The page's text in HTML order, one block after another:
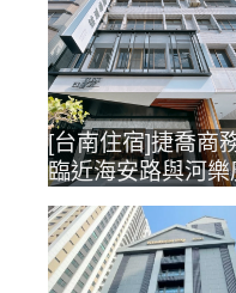
[台南住宿]捷喬商
臨近海安路與河樂